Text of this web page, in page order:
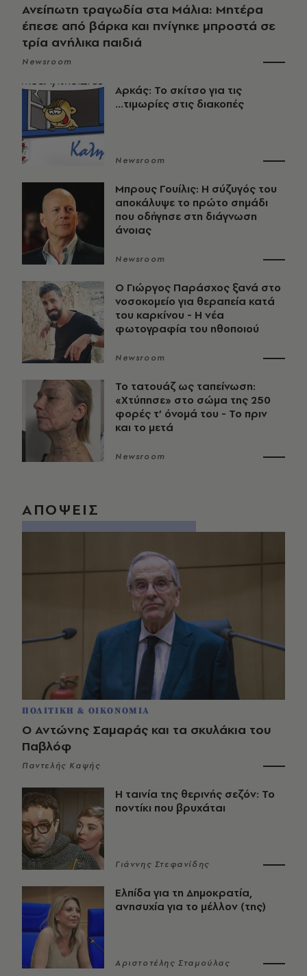
Ανείπωτη τραγωδία στα Μάλια: Μητέρα
έπεσε από βάρκα και πνίγηκε μπροστά σε
τρία ανήλικα παιδιά
Newsroom
Αρκάς: Το σκίτσο για τις
...τιμωρίες στις διακοπές
Newsroom
Μπρους Γουίλις: Η σύζυγός του
αποκάλυψε το πρώτο σημάδι
που οδήγησε στη διάγνωση
άνοιας
Newsroom
O Γιώργος Παράσχος ξανά στο
νοσοκομείο για θεραπεία κατά
του καρκίνου - Η νέα
φωτογραφία του ηθοποιού
Newsroom
Το τατουάζ ως ταπείνωση:
«Χτύπησε» στο σώμα της 250
φορές τ’ όνομά του - Το πριν
και το μετά
Newsroom
ΑΠΟΨΕΙΣ
ΠΟΛΙΤΙΚΗ & ΟΙΚΟΝΟΜΙΑ
Ο Αντώνης Σαμαράς και τα σκυλάκια του
Παβλόφ
Παντελής Καψής
Η ταινία της θερινής σεζόν: Το
ποντίκι που βρυχάται
Γιάννης Στεφανίδης
Ελπίδα για τη Δημοκρατία,
ανησυχία για το μέλλον (της)
Αριστοτέλης Σταμούλας